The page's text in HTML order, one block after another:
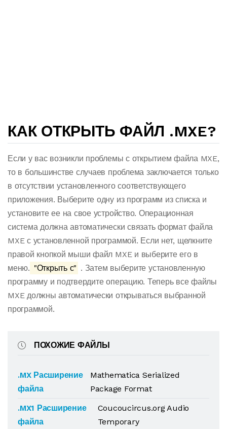
КАК ОТКРЫТЬ ФАЙЛ .MXE?
Если у вас возникли проблемы с открытием файла MXE,
то в большинстве случаев проблема заключается только
в отсутствии установленного соответствующего
приложения. Выберите одну из программ из списка и
установите ее на свое устройство. Операционная
система должна автоматически связать формат файла
MXE с установленной программой. Если нет, щелкните
правой кнопкой мыши файл MXE и выберите его в
меню. "Открыть с" . Затем выберите установленную
программу и подтвердите операцию. Теперь все файлы
MXE должны автоматически открываться выбранной
программой.
ПОХОЖИЕ ФАЙЛЫ
.MX Расширение
файла
Mathematica Serialized
Package Format
.MX1 Расширение
файла
Coucoucircus.org Audio
Temporary